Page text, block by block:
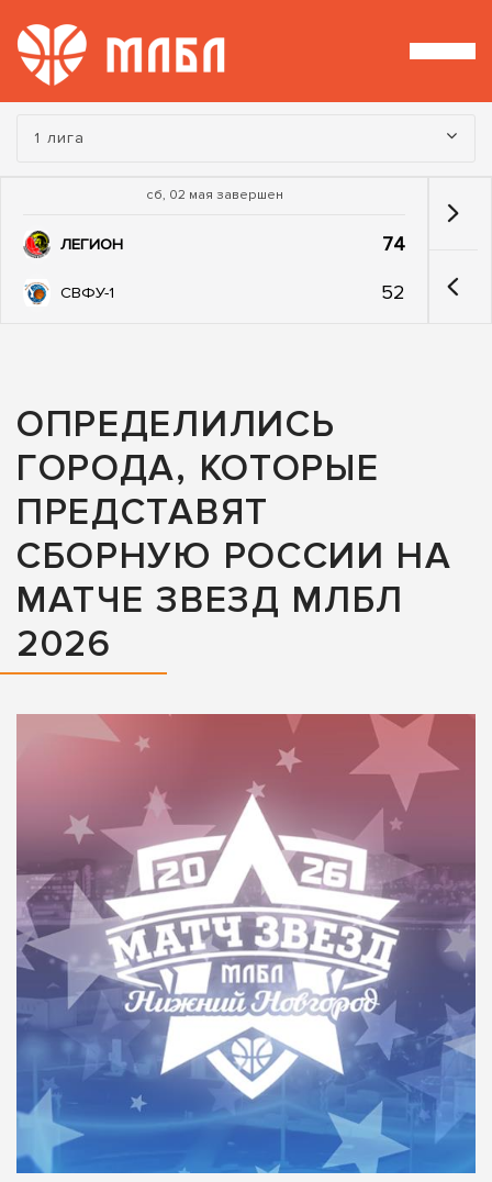
Турнир:
1 лига
сб, 02 мая завершен
ЛЕГИОН 74
СВФУ-1 52
ОПРЕДЕЛИЛИСЬ
ГОРОДА, КОТОРЫЕ
ПРЕДСТАВЯТ
СБОРНУЮ РОССИИ НА
МАТЧЕ ЗВЕЗД МЛБЛ
2026